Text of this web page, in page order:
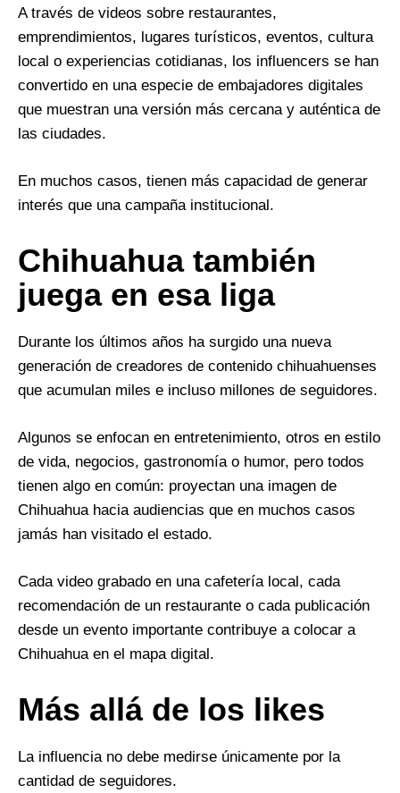
A través de videos sobre restaurantes,
emprendimientos, lugares turísticos, eventos, cultura
local o experiencias cotidianas, los influencers se han
convertido en una especie de embajadores digitales
que muestran una versión más cercana y auténtica de
las ciudades.
En muchos casos, tienen más capacidad de generar
interés que una campaña institucional.
Chihuahua también
juega en esa liga
Durante los últimos años ha surgido una nueva
generación de creadores de contenido chihuahuenses
que acumulan miles e incluso millones de seguidores.
Algunos se enfocan en entretenimiento, otros en estilo
de vida, negocios, gastronomía o humor, pero todos
tienen algo en común: proyectan una imagen de
Chihuahua hacia audiencias que en muchos casos
jamás han visitado el estado.
Cada video grabado en una cafetería local, cada
recomendación de un restaurante o cada publicación
desde un evento importante contribuye a colocar a
Chihuahua en el mapa digital.
Más allá de los likes
La influencia no debe medirse únicamente por la
cantidad de seguidores.